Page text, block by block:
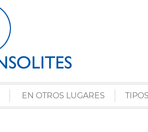
EN OTROS LUGARES TIPOS